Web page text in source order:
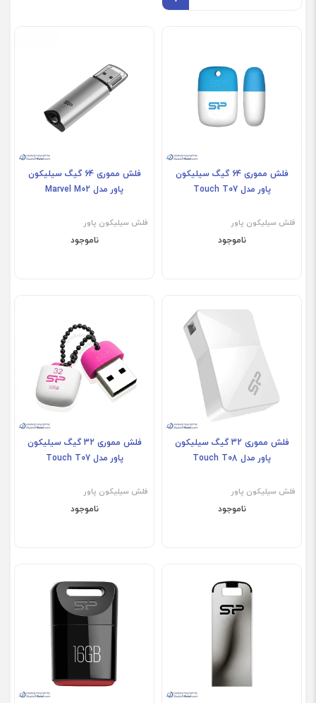
فلش مموری 64 گیگ سیلیکون
پاور مدل Touch T07
فلش سیلیکون پاور
ناموجود
فلش مموری 64 گیگ سیلیکون
پاور مدل Marvel M02
فلش سیلیکون پاور
ناموجود
فلش مموری 32 گیگ سیلیکون
پاور مدل Touch T08
فلش سیلیکون پاور
ناموجود
فلش مموری 32 گیگ سیلیکون
پاور مدل Touch T07
فلش سیلیکون پاور
ناموجود